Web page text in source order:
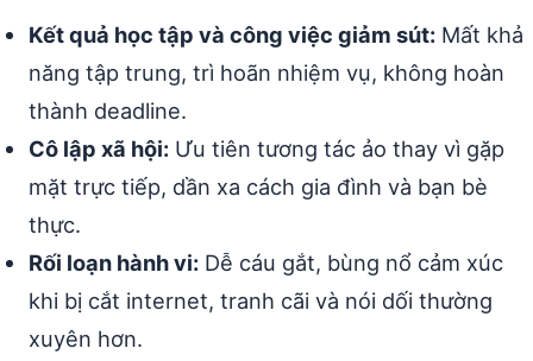
Kết quả học tập và công việc giảm sút: Mất khả
năng tập trung, trì hoãn nhiệm vụ, không hoàn
thành deadline.
Cô lập xã hội: Ưu tiên tương tác ảo thay vì gặp
mặt trực tiếp, dần xa cách gia đình và bạn bè
thực.
Rối loạn hành vi: Dễ cáu gắt, bùng nổ cảm xúc
khi bị cắt internet, tranh cãi và nói dối thường
xuyên hơn.